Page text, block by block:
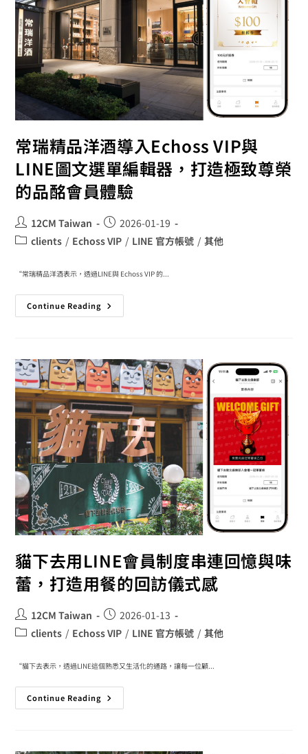
常瑞精品洋酒導入Echoss VIP與
LINE圖文選單編輯器，打造極致尊榮
的品酩會員體驗
12CM Taiwan
2026-01-19
clients / Echoss VIP / LINE 官方帳號 / 其他
“常瑞精品洋酒表示，透過LINE與 Echoss VIP 的...
Continue Reading
貓下去用LINE會員制度串連回憶與味
蕾，打造用餐的回訪儀式感
12CM Taiwan
2026-01-13
clients / Echoss VIP / LINE 官方帳號 / 其他
“貓下去表示，透過LINE這個熟悉又生活化的通路，讓每一位顧...
Continue Reading